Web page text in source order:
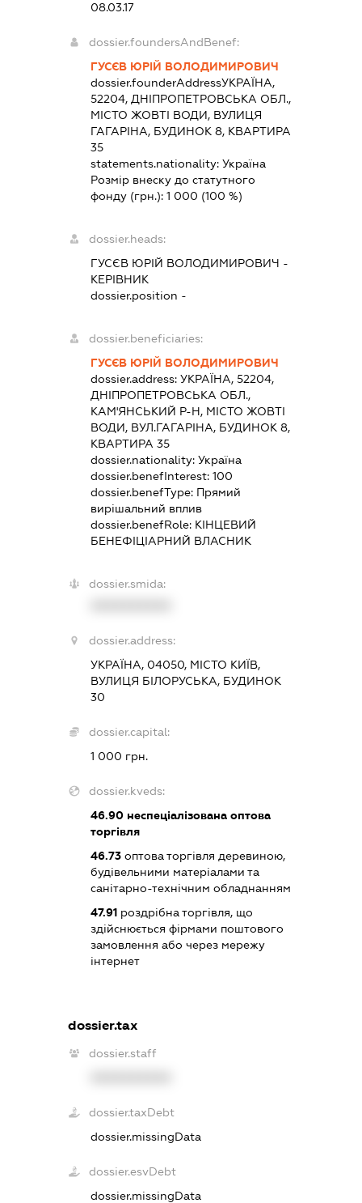
08.03.17
dossier.foundersAndBenef:
ГУСЄВ ЮРІЙ ВОЛОДИМИРОВИЧ
dossier.founderAddressУКРАЇНА,
52204, ДНІПРОПЕТРОВСЬКА ОБЛ.,
МІСТО ЖОВТІ ВОДИ, ВУЛИЦЯ
ГАГАРІНА, БУДИНОК 8, КВАРТИРА
35
statements.nationality:Україна
Розмір внеску до статутного
фонду (грн.):1 000 (100 %)
dossier.heads:
ГУСЄВ ЮРІЙ ВОЛОДИМИРОВИЧ -
КЕРІВНИК
dossier.position -
dossier.beneficiaries:
ГУСЄВ ЮРІЙ ВОЛОДИМИРОВИЧ
dossier.address:УКРАЇНА, 52204,
ДНІПРОПЕТРОВСЬКА ОБЛ.,
КАМ'ЯНСЬКИЙ Р-Н, МІСТО ЖОВТІ
ВОДИ, ВУЛ.ГАГАРІНА, БУДИНОК 8,
КВАРТИРА 35
dossier.nationality:Україна
dossier.benefInterest:100
dossier.benefType: Прямий
вирішальний вплив
dossier.benefRole: КІНЦЕВИЙ
БЕНЕФІЦІАРНИЙ ВЛАСНИК
dossier.smida:
dossier.address:
УКРАЇНА, 04050, МІСТО КИЇВ,
ВУЛИЦЯ БІЛОРУСЬКА, БУДИНОК
30
dossier.capital:
1 000 грн.
dossier.kveds:
46.90 неспеціалізована оптова
торгівля
46.73 оптова торгівля деревиною,
будівельними матеріалами та
санітарно-технічним обладнанням
47.91 роздрібна торгівля, що
здійснюється фірмами поштового
замовлення або через мережу
інтернет
dossier.tax
dossier.staff
dossier.taxDebt
dossier.missingData
dossier.esvDebt
dossier.missingData